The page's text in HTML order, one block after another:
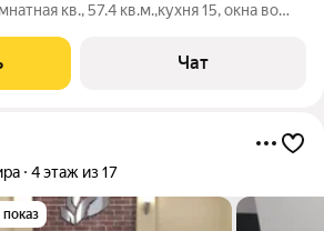
кв., 57.4 кв.м.,кухня 15, окна во
водный нагреватель. До на
Чат
4 этаж из 17